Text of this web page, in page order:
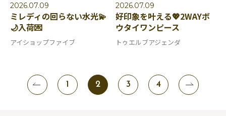
2026.07.09
ミレディの回らない水光💫
🌙入荷💌
アイショップファイブ
2026.07.09
好印象を叶える💖2WAYボ
ウタイワンピース
トゥエルブアジェンダ
1 2 3 4